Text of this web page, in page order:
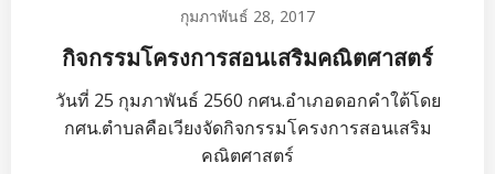
กุมภาพันธ์ 28, 2017
กิจกรรมโครงการสอนเสริมคณิตศาสตร์
วันที่ 25 กุมภาพันธ์ 2560 กศน.อำเภอดอกคำใต้โดย
กศน.ตำบลคือเวียงจัดกิจกรรมโครงการสอนเสริม
คณิตศาสตร์